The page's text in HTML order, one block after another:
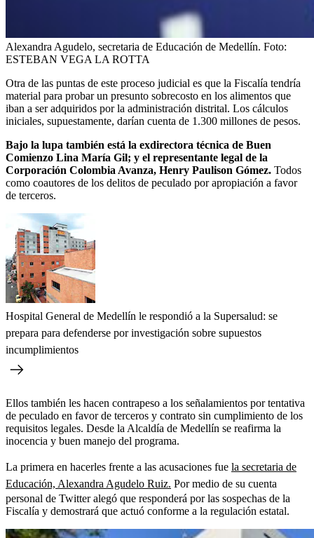
Alexandra Agudelo, secretaria de Educación de Medellín. Foto:
ESTEBAN VEGA LA ROTTA
Otra de las puntas de este proceso judicial es que la Fiscalía tendría
material para probar un presunto sobrecosto en los alimentos que
iban a ser adquiridos por la administración distrital. Los cálculos
iniciales, supuestamente, darían cuenta de 1.300 millones de pesos.
Bajo la lupa también está la exdirectora técnica de Buen
Comienzo Lina María Gil; y el representante legal de la
Corporación Colombia Avanza, Henry Paulison Gómez. Todos
como coautores de los delitos de peculado por apropiación a favor
de terceros.
Hospital General de Medellín le respondió a la Supersalud: se
prepara para defenderse por investigación sobre supuestos
incumplimientos
Ellos también les hacen contrapeso a los señalamientos por tentativa
de peculado en favor de terceros y contrato sin cumplimiento de los
requisitos legales. Desde la Alcaldía de Medellín se reafirma la
inocencia y buen manejo del programa.
La primera en hacerles frente a las acusaciones fue la secretaria de
Educación, Alexandra Agudelo Ruiz. Por medio de su cuenta
personal de Twitter alegó que responderá por las sospechas de la
Fiscalía y demostrará que actuó conforme a la regulación estatal.